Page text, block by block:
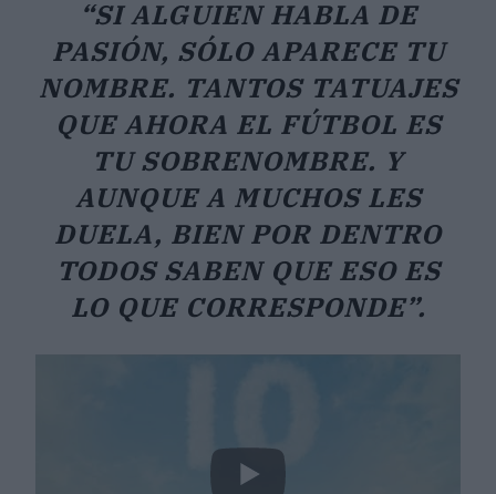
“SI ALGUIEN HABLA DE
PASIÓN, SÓLO APARECE TU
NOMBRE. TANTOS TATUAJES
QUE AHORA EL FÚTBOL ES
TU SOBRENOMBRE. Y
AUNQUE A MUCHOS LES
DUELA, BIEN POR DENTRO
TODOS SABEN QUE ESO ES
LO QUE CORRESPONDE”.